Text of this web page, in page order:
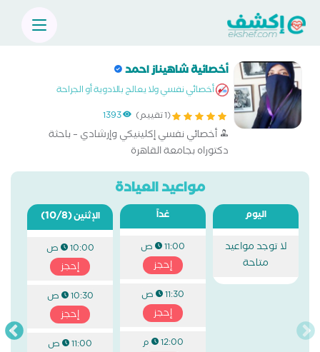
أخصائية شاهيناز احمد
أخصائي نفسي ولا يعالج بالادوية أو الجراحة
(1 تقييم)
1393
أخصائي نفسي إكلينيكي وإرشادي – باحثة
دكتوراه بجامعة القاهرة
مواعيد العيادة
اليوم
لا توجد مواعيد
متاحة
غداً
11:00 ص
إحجز
11:30 ص
إحجز
12:00 م
الإثنين(10/8)
10:00 ص
إحجز
10:30 ص
إحجز
11:00 ص